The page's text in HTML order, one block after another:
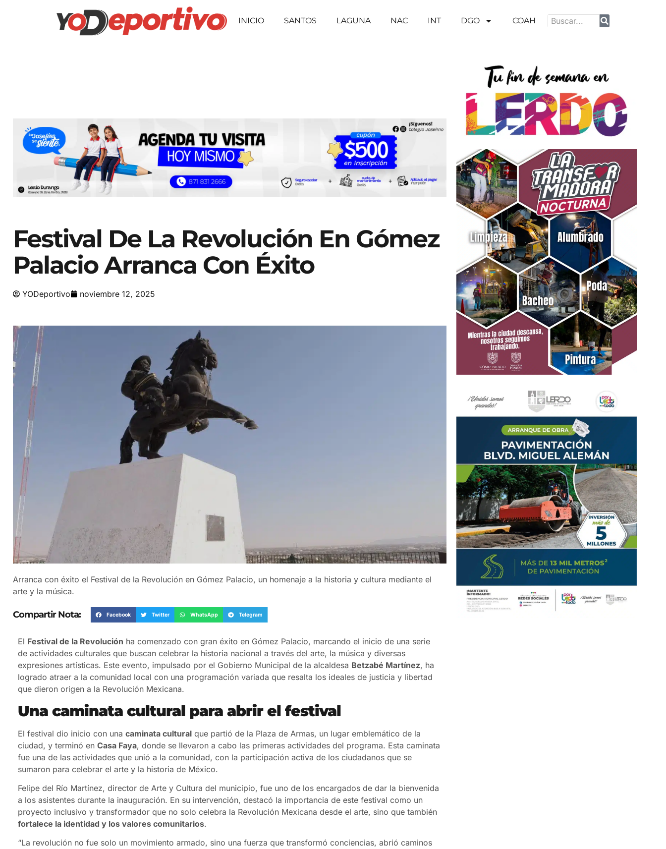
INICIO SANTOS LAGUNA NAC INT DGO COAH
Festival De La Revolución En Gómez
Palacio Arranca Con Éxito
YODeportivo noviembre 12, 2025
Arranca con éxito el Festival de la Revolución en Gómez Palacio, un homenaje a la historia y cultura mediante el
arte y la música.
Compartir Nota: Facebook Twitter WhatsApp Telegram
El Festival de la Revolución ha comenzado con gran éxito en Gómez Palacio, marcando el inicio de una serie
de actividades culturales que buscan celebrar la historia nacional a través del arte, la música y diversas
expresiones artísticas. Este evento, impulsado por el Gobierno Municipal de la alcaldesa Betzabé Martínez, ha
logrado atraer a la comunidad local con una programación variada que resalta los ideales de justicia y libertad
que dieron origen a la Revolución Mexicana.
Una caminata cultural para abrir el festival
El festival dio inicio con una caminata cultural que partió de la Plaza de Armas, un lugar emblemático de la
ciudad, y terminó en Casa Faya, donde se llevaron a cabo las primeras actividades del programa. Esta caminata
fue una de las actividades que unió a la comunidad, con la participación activa de los ciudadanos que se
sumaron para celebrar el arte y la historia de México.
Felipe del Río Martínez, director de Arte y Cultura del municipio, fue uno de los encargados de dar la bienvenida
a los asistentes durante la inauguración. En su intervención, destacó la importancia de este festival como un
proyecto inclusivo y transformador que no solo celebra la Revolución Mexicana desde el arte, sino que también
fortalece la identidad y los valores comunitarios.
“La revolución no fue solo un movimiento armado, sino una fuerza que transformó conciencias, abrió caminos